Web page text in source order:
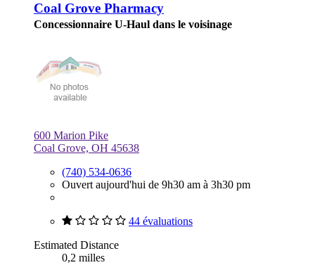
Coal Grove Pharmacy
Concessionnaire U-Haul dans le voisinage
600 Marion Pike
Coal Grove, OH 45638
(740) 534-0636
Ouvert aujourd'hui de 9h30 am à 3h30 pm
44 évaluations
Estimated Distance
0,2 milles